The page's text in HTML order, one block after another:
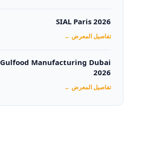
SIAL Paris 2026
تفاصيل المعرض ←
Gulfood Manufacturing Dubai
2026‏
تفاصيل المعرض ←